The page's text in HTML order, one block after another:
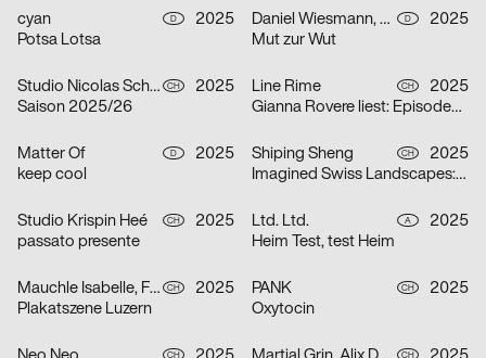
cyan D
2025
Potsa Lotsa
Daniel Wiesmann, Radziejewski Robert D
2025
Mut zur Wut
Studio Nicolas Schaltegger/DNA.work CH
2025
Saison 2025/26
Line Rime CH
2025
Gianna Rovere liest: Episoden von Alltagselefanten
Matter Of D
2025
keep cool
Shiping Sheng CH
2025
Imagined Swiss Landscapes: Perspectives and Edges in Image Collage
Studio Krispin Heé CH
2025
passato presente
Ltd. Ltd. A
2025
Heim Test, test Heim
Mauchle Isabelle, Felix Pfäffli, Brechbühl Erich CH
2025
Plakatszene Luzern
PANK CH
2025
Oxytocin
CH CH